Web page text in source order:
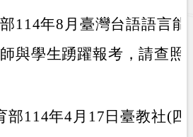
114年8月臺灣台語語言
與學生踴躍報考，請查照
部114年4月17日臺教社(